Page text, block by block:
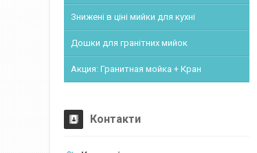
Знижені в ціні мийки для кухні
Дошки для гранітних мийок
Акция: Гранитная мойка + Кран
Контакти